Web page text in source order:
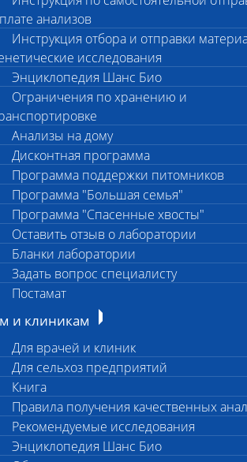
анализов
Инструкция отбора и отправки
исследования
Энциклопедия Шанс Био
Ограничения по хранению и
Анализы на дому
Дисконтная программа
Программа поддержки питомников
Программа "Большая семья"
Программа "Спасенные хвосты"
Оставить отзыв о лаборатории
Бланки лаборатории
Задать вопрос специалисту
Постамат
и клиникам
Для врачей и клиник
Для сельхоз предприятий
Книга
Правила получения качественных
Рекомендуемые исследования
Энциклопедия Шанс Био
не требуется
на результат
в описании кода 1917
к биоматериалу
помет от птиц или помет от
слизиситой дыхательных путей.
стерильный пластиковый
крышкой
дыхательных путей:
типа "эппендорф" со
раствором
собрать помет от птицы
1 сутки в один
проведение
единичной порции помета.
дыхательных путей: объем